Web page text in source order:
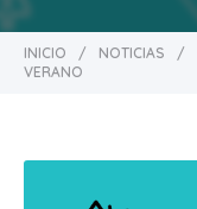
INICIO / NOTICIAS /
VERANO